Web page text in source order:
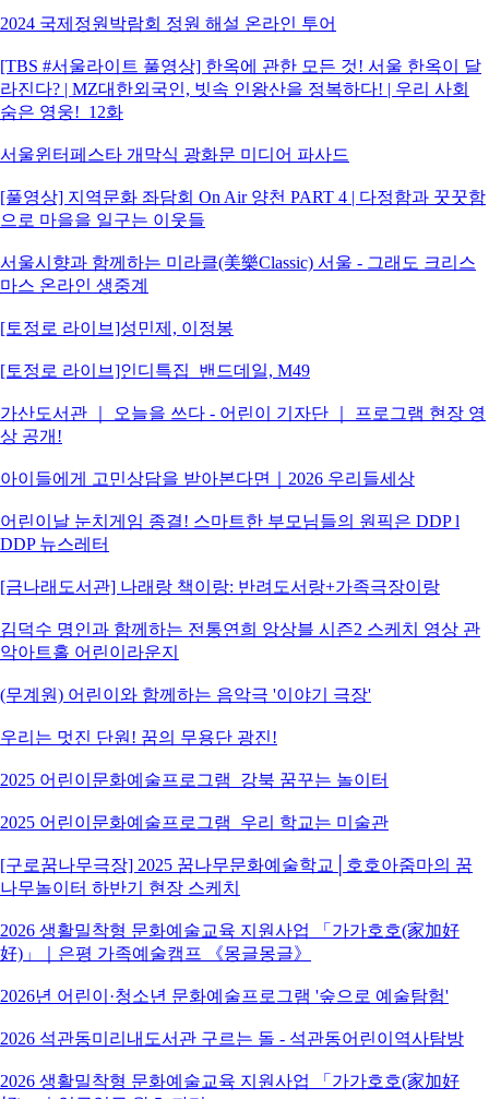
2024 국제정원박람회 정원 해설 온라인 투어
[TBS #서울라이트 풀영상] 한옥에 관한 모든 것! 서울 한옥이 달
라진다? | MZ대한외국인, 빗속 인왕산을 정복하다! | 우리 사회
숨은 영웅!_12화
서울윈터페스타 개막식 광화문 미디어 파사드
[풀영상] 지역문화 좌담회 On Air 양천 PART 4 | 다정함과 꿋꿋함
으로 마을을 일구는 이웃들
서울시향과 함께하는 미라클(美樂Classic) 서울 - 그래도 크리스
마스 온라인 생중계
[토정로 라이브]성민제, 이정봉
[토정로 라이브]인디특집_밴드데일, M49
가산도서관 ｜ 오늘을 쓰다 - 어린이 기자단 ｜ 프로그램 현장 영
상 공개!
아이들에게 고민상담을 받아본다면｜2026 우리들세상
어린이날 눈치게임 종결! 스마트한 부모님들의 원픽은 DDP l
DDP 뉴스레터
[금나래도서관] 나래랑 책이랑: 반려도서랑+가족극장이랑
김덕수 명인과 함께하는 전통연희 앙상블 시즌2 스케치 영상 관
악아트홀 어린이라운지
(무계원) 어린이와 함께하는 음악극 '이야기 극장'
우리는 멋진 단원! 꿈의 무용단 광진!
2025 어린이문화예술프로그램_강북 꿈꾸는 놀이터
2025 어린이문화예술프로그램_우리 학교는 미술관
[구로꿈나무극장] 2025 꿈나무문화예술학교│호호아줌마의 꿈
나무놀이터 하반기 현장 스케치
2026 생활밀착형 문화예술교육 지원사업 「가가호호(家加好
好)」｜은평 가족예술캠프 《몽글몽글》
2026년 어린이·청소년 문화예술프로그램 '숲으로 예술탐험'
2026 석관동미리내도서관 구르는 돌 - 석관동어린이역사탐방
2026 생활밀착형 문화예술교육 지원사업 「가가호호(家加好